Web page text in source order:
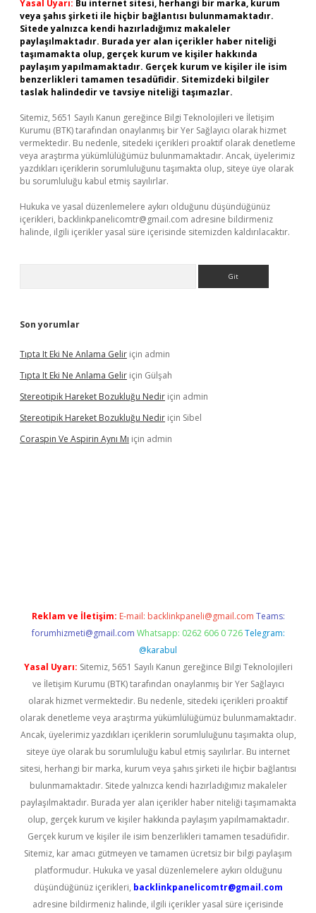
Yasal Uyarı: Bu internet sitesi, herhangi bir marka, kurum
veya şahıs şirketi ile hiçbir bağlantısı bulunmamaktadır.
Sitede yalnızca kendi hazırladığımız makaleler
paylaşılmaktadır. Burada yer alan içerikler haber niteliği
taşımamakta olup, gerçek kurum ve kişiler hakkında
paylaşım yapılmamaktadır. Gerçek kurum ve kişiler ile isim
benzerlikleri tamamen tesadüfidir. Sitemizdeki bilgiler
taslak halindedir ve tavsiye niteliği taşımazlar.
Sitemiz, 5651 Sayılı Kanun gereğince Bilgi Teknolojileri ve İletişim
Kurumu (BTK) tarafından onaylanmış bir Yer Sağlayıcı olarak hizmet
vermektedir. Bu nedenle, sitedeki içerikleri proaktif olarak denetleme
veya araştırma yükümlülüğümüz bulunmamaktadır. Ancak, üyelerimiz
yazdıkları içeriklerin sorumluluğunu taşımakta olup, siteye üye olarak
bu sorumluluğu kabul etmiş sayılırlar.
Hukuka ve yasal düzenlemelere aykırı olduğunu düşündüğünüz
içerikleri, backlinkpanelicomtr@gmail.com adresine bildirmeniz
halinde, ilgili içerikler yasal süre içerisinde sitemizden kaldırılacaktır.
Son yorumlar
Tıpta It Eki Ne Anlama Gelir için admin
Tıpta It Eki Ne Anlama Gelir için Gülşah
Stereotipik Hareket Bozukluğu Nedir için admin
Stereotipik Hareket Bozukluğu Nedir için Sibel
Coraspin Ve Aspirin Aynı Mı için admin
Reklam ve İletişim: E-mail: backlinkpaneli@gmail.com Teams:
forumhizmeti@gmail.com Whatsapp: 0262 606 0 726 Telegram:
@karabul
Yasal Uyarı: Sitemiz, 5651 Sayılı Kanun gereğince Bilgi Teknolojileri
ve İletişim Kurumu (BTK) tarafından onaylanmış bir Yer Sağlayıcı
olarak hizmet vermektedir. Bu nedenle, sitedeki içerikleri proaktif
olarak denetleme veya araştırma yükümlülüğümüz bulunmamaktadır.
Ancak, üyelerimiz yazdıkları içeriklerin sorumluluğunu taşımakta olup,
siteye üye olarak bu sorumluluğu kabul etmiş sayılırlar. Bu internet
sitesi, herhangi bir marka, kurum veya şahıs şirketi ile hiçbir bağlantısı
bulunmamaktadır. Sitede yalnızca kendi hazırladığımız makaleler
paylaşılmaktadır. Burada yer alan içerikler haber niteliği taşımamakta
olup, gerçek kurum ve kişiler hakkında paylaşım yapılmamaktadır.
Gerçek kurum ve kişiler ile isim benzerlikleri tamamen tesadüfidir.
Sitemiz, kar amacı gütmeyen ve tamamen ücretsiz bir bilgi paylaşım
platformudur. Hukuka ve yasal düzenlemelere aykırı olduğunu
düşündüğünüz içerikleri, backlinkpanelicomtr@gmail.com
adresine bildirmeniz halinde, ilgili içerikler yasal süre içerisinde